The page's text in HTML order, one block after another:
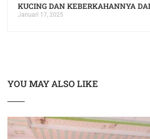
KUCING DAN KEBERKAHANNYA
Januari 17, 2025
YOU MAY ALSO LIKE